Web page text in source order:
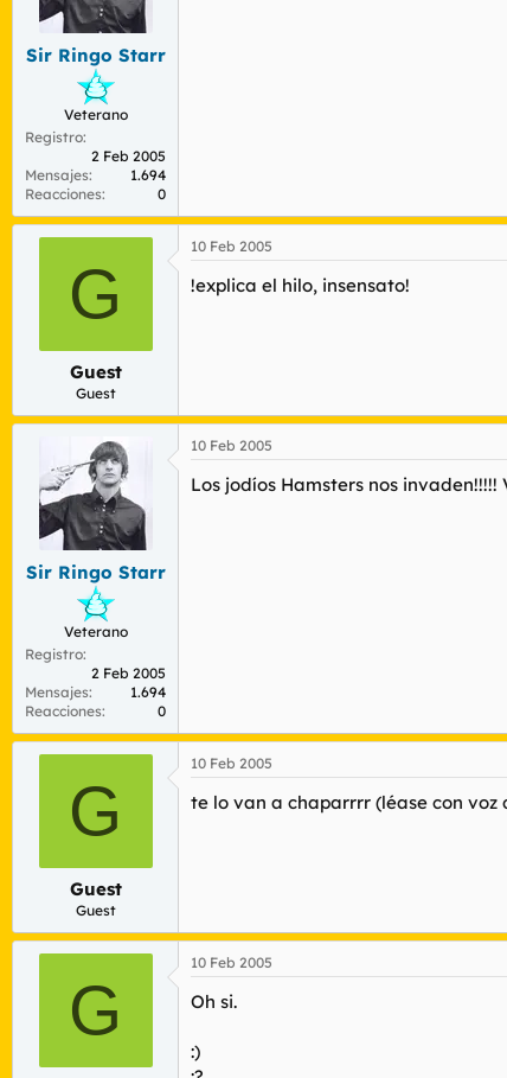
e
m
Sir Ringo Starr
Veterano
Registro
2 Feb 2005
Mensajes
1.694
Reacciones
0
G
Guest
Guest
10 Feb 2005
!explica el hilo, insensato!
Sir Ringo Starr
Veterano
Registro
2 Feb 2005
Mensajes
1.694
Reacciones
0
10 Feb 2005
Los jodíos Hamsters nos invaden!!!!!
G
Guest
Guest
10 Feb 2005
te lo van a chaparrrr (léase con voz
G
10 Feb 2005
Oh si.
:)